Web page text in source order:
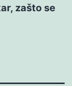
zašto se